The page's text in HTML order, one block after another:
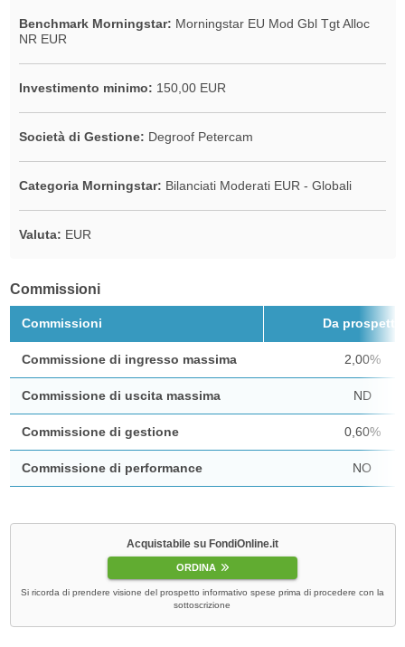
Benchmark Morningstar: Morningstar EU Mod Gbl Tgt Alloc
NR EUR
Investimento minimo: 150,00 EUR
Società di Gestione: Degroof Petercam
Categoria Morningstar: Bilanciati Moderati EUR - Globali
Valuta: EUR
Commissioni
Commissioni Da prospetto
Commissione di ingresso massima 2,00%
Commissione di uscita massima ND
Commissione di gestione 0,60%
Commissione di performance NO
Acquistabile su FondiOnline.it
ORDINA
Si ricorda di prendere visione del prospetto informativo spese prima di procedere con la
sottoscrizione